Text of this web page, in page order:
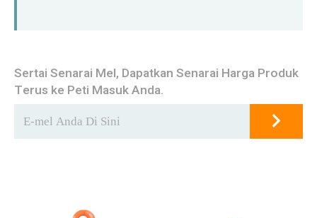
Sertai Senarai Mel, Dapatkan Senarai Harga Produk
Terus ke Peti Masuk Anda.